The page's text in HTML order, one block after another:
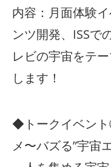
内容：月面体験
ンツ開発、ISSで
レビの宇宙をテ
します！
◆トークイベン
メ〜バズる”宇宙